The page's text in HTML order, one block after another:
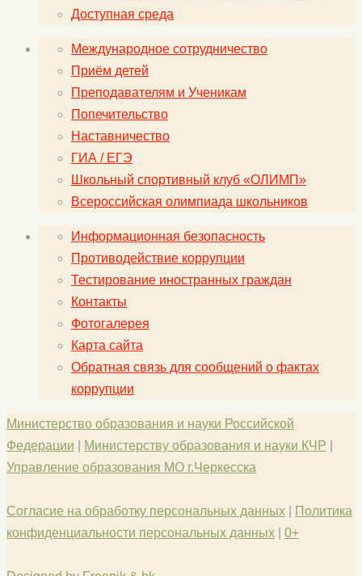
Доступная среда
Международное сотрудничество
Приём детей
Преподавателям и Ученикам
Попечительство
Наставничество
ГИА / ЕГЭ
Школьный спортивный клуб «ОЛИМП»
Всероссийская олимпиада школьников
Информационная безопасность
Противодействие коррупции
Тестирование иностранных граждан
Контакты
Фотогалерея
Карта сайта
Обратная связь для сообщений о фактах
коррупции
Министерство образования и науки Российской
Федерации
Министерству образования и науки КЧР
Управление образования МО г.Черкесска
Согласие на обработку персональных данных
Политика
конфиденциальности персональных данных
0+